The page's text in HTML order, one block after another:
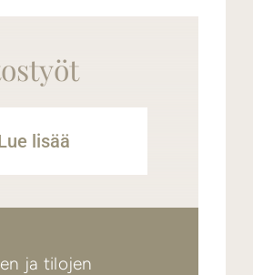
lisää
ja tilojen